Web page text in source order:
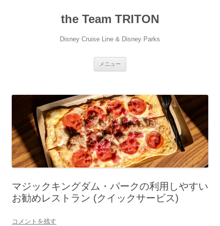
the Team TRITON
Disney Cruise Line & Disney Parks
メニュー
マジックキングダム・パークの利用しやすい
お勧めレストラン (クイックサービス)
コメントを残す